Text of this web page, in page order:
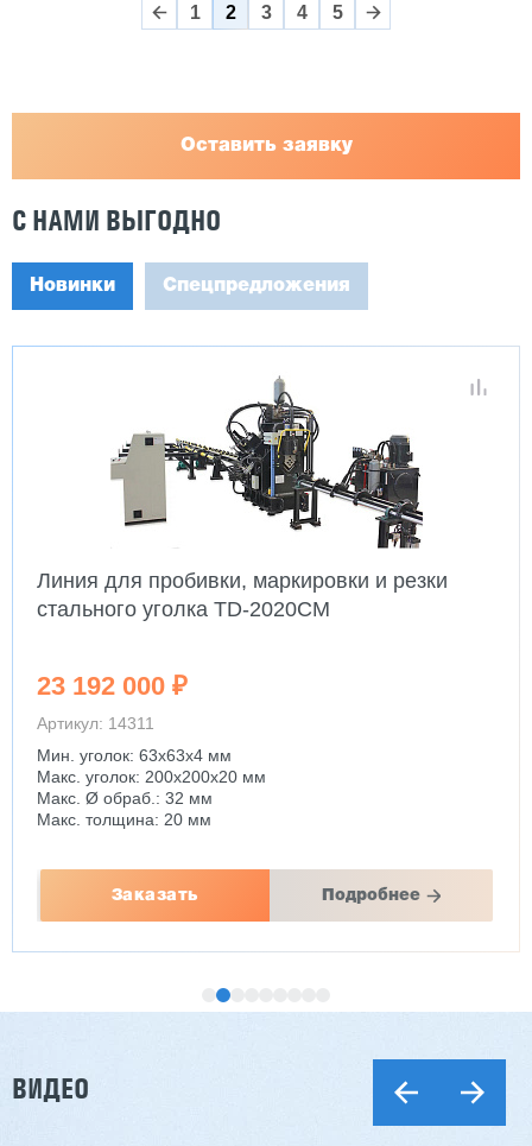
1 2 3 4 5
Оставить заявку
С НАМИ ВЫГОДНО
Новинки Спецпредложения
Линия для пробивки, маркировки и резки
стального уголка TD-2020CM
23 192 000 ₽
Артикул: 14311
Мин. уголок: 63x63x4 мм
Макс. уголок: 200x200x20 мм
Макс. Ø обраб.: 32 мм
Макс. толщина: 20 мм
Заказать Подробнее
ВИДЕО